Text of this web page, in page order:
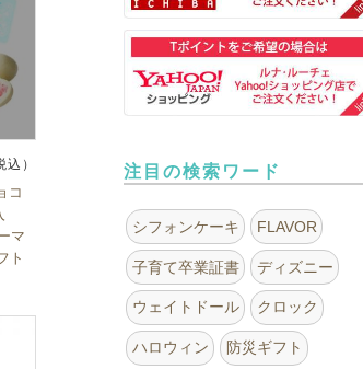
込）
コ
マ
ト
注目の検索ワード
シフォンケーキ FLAVOR
子育て卒業証書 ディズニー
ウェイトドール クロック
ハロウィン 防災ギフト